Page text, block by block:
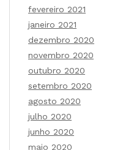
fevereiro 2021
janeiro 2021
dezembro 2020
novembro 2020
outubro 2020
setembro 2020
agosto 2020
julho 2020
junho 2020
maio 2020